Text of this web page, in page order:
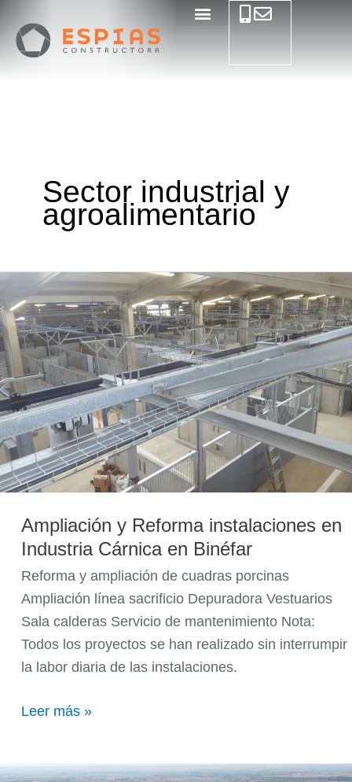
contenido
Sector industrial y
agroalimentario
Ampliación y Reforma instalaciones en
Industria Cárnica en Binéfar
Reforma y ampliación de cuadras porcinas
Ampliación línea sacrificio Depuradora Vestuarios
Sala calderas Servicio de mantenimiento Nota:
Todos los proyectos se han realizado sin interrumpir
la labor diaria de las instalaciones.
Ampliación
y
Reforma
instalaciones
en
Industria
Cárnica
en
Binéfar
Leer más »
Agropienso